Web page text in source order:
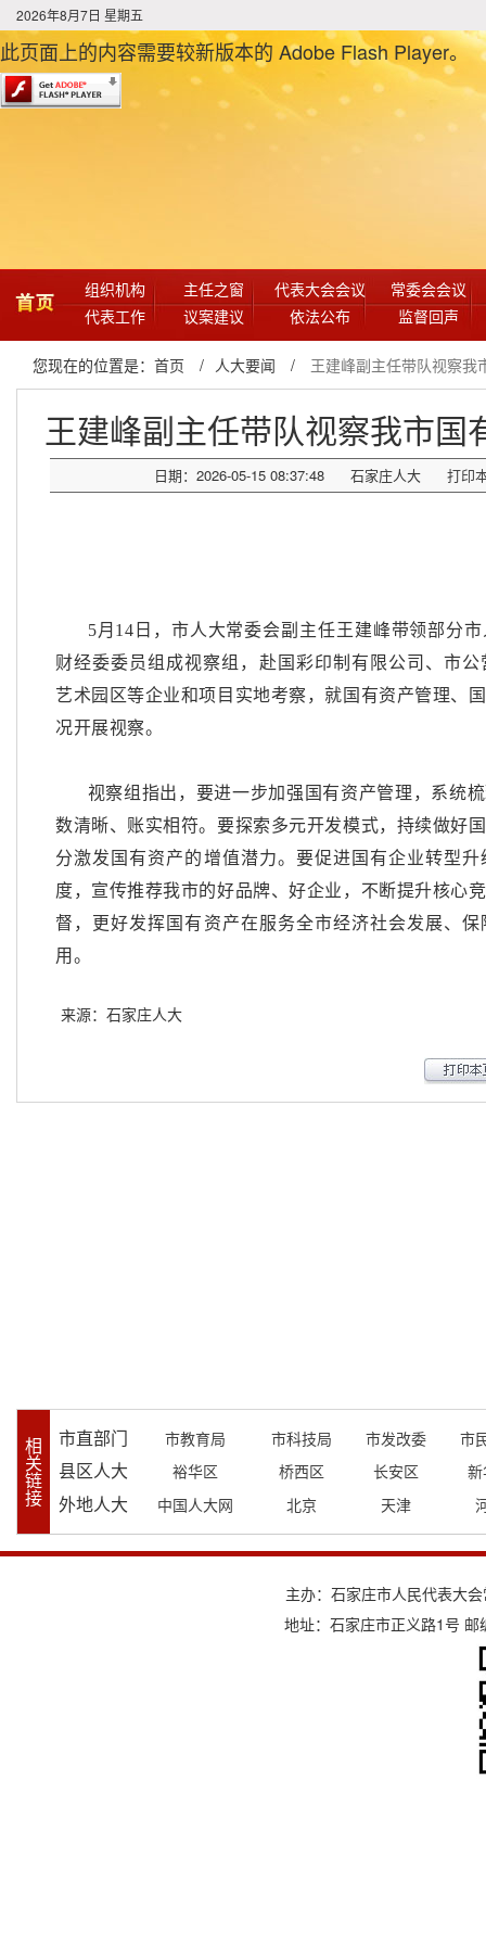
2026年8月7日 星期五
此页面上的内容需要较新版本的 Adobe Flash Player。
首页
组织机构
代表工作
主任之窗
议案建议
代表大会会议
依法公布
常委会会议
监督回声
您现在的位置是： 首页 / 人大要闻 / 王建峰副主任带队视察我
王建峰副主任带队视察我市国
日期：2026-05-15 08:37:48 石家庄人大 打印
5月14日，市人大常委会副主任王建峰带领部分
财经委委员组成视察组，赴国彩印制有限公司、市
艺术园区等企业和项目实地考察，就国有资产管理、
况开展视察。
视察组指出，要进一步加强国有资产管理，系统
数清晰、账实相符。要探索多元开发模式，持续做好
分激发国有资产的增值潜力。要促进国有企业转型
度，宣传推荐我市的好品牌、好企业，不断提升核心
督，更好发挥国有资产在服务全市经济社会发展、
用。
来源：石家庄人大
相
关
链
接
市直部门 市教育局 市科技局 市发改委 市
县区人大 裕华区 桥西区 长安区
外地人大 中国人大网 北京 天津
主办：石家庄市人民代表大
地址：石家庄市正义路1号